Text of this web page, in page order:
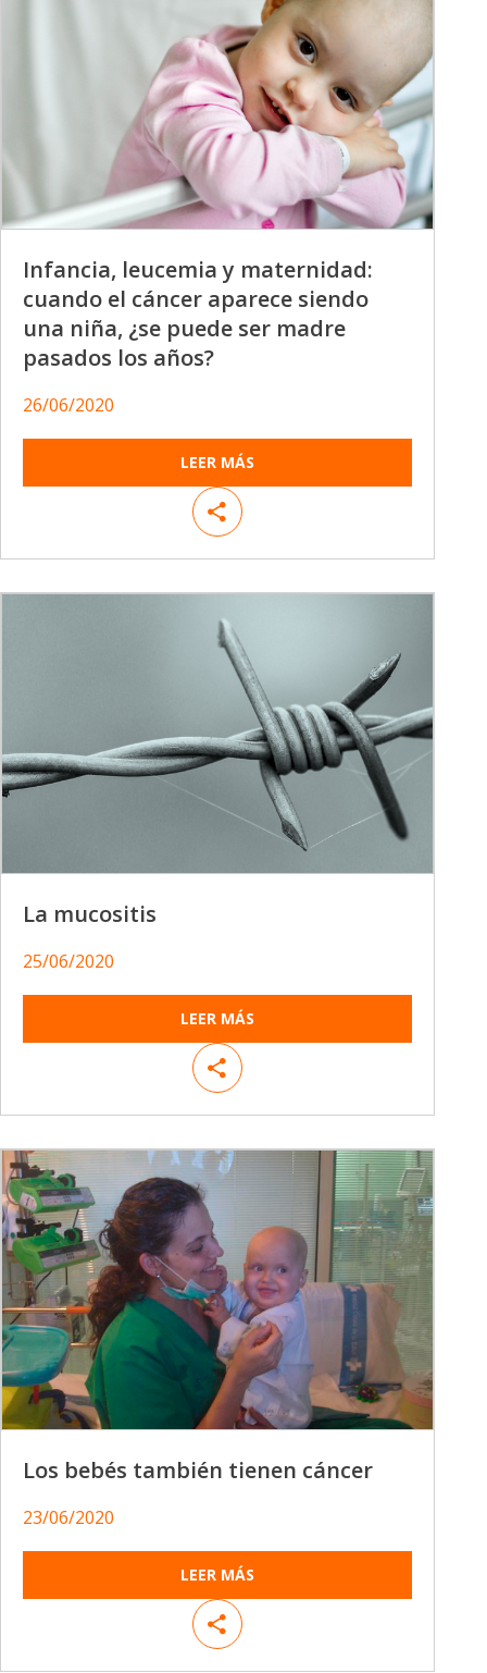
Infancia, leucemia y maternidad:
cuando el cáncer aparece siendo
una niña, ¿se puede ser madre
pasados los años?
26/06/2020
LEER MÁS
La mucositis
25/06/2020
LEER MÁS
Los bebés también tienen cáncer
23/06/2020
LEER MÁS